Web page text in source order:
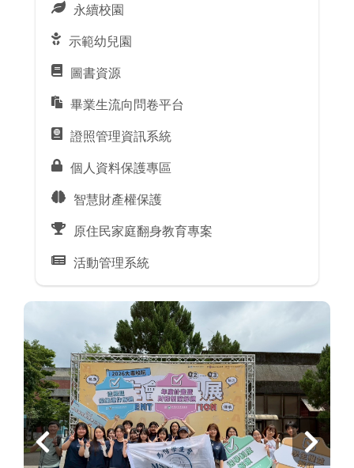
永續校園
示範幼兒園
圖書資源
畢業生流向問卷平台
證照管理資訊系統
個人資料保護專區
智慧財產權保護
原住民家庭翻身教育專案
活動管理系統